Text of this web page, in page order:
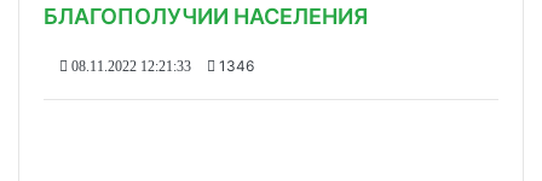
БЛАГОПОЛУЧИИ НАСЕЛЕНИЯ
08.11.2022 12:21:33 1346